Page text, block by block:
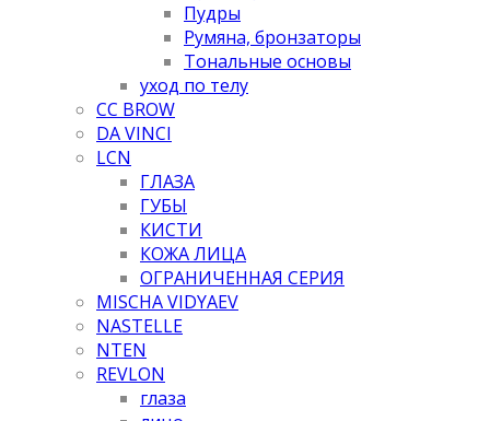
Пудры
Румяна, бронзаторы
Тональные основы
уход по телу
CC BROW
DA VINCI
LCN
ГЛАЗА
ГУБЫ
КИСТИ
КОЖА ЛИЦА
ОГРАНИЧЕННАЯ СЕРИЯ
MISCHA VIDYAEV
NASTELLE
NTEN
REVLON
глаза